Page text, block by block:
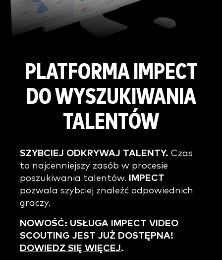
PLATFORMA IMPECT
DO WYSZUKIWANIA
TALENTÓW
SZYBCIEJ ODKRYWAJ TALENTY. Czas
to najcenniejszy zasób w procesie
poszukiwania talentów.
IMPECT
pozwala szybciej znaleźć odpowiednich
graczy.
NOWOŚĆ: USŁUGA IMPECT VIDEO
SCOUTING JEST JUŻ DOSTĘPNA!
DOWIEDZ SIĘ WIĘCEJ.